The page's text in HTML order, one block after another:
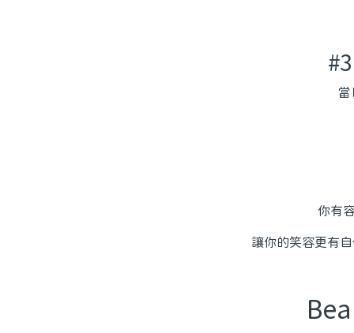
你有
讓你的笑容更有